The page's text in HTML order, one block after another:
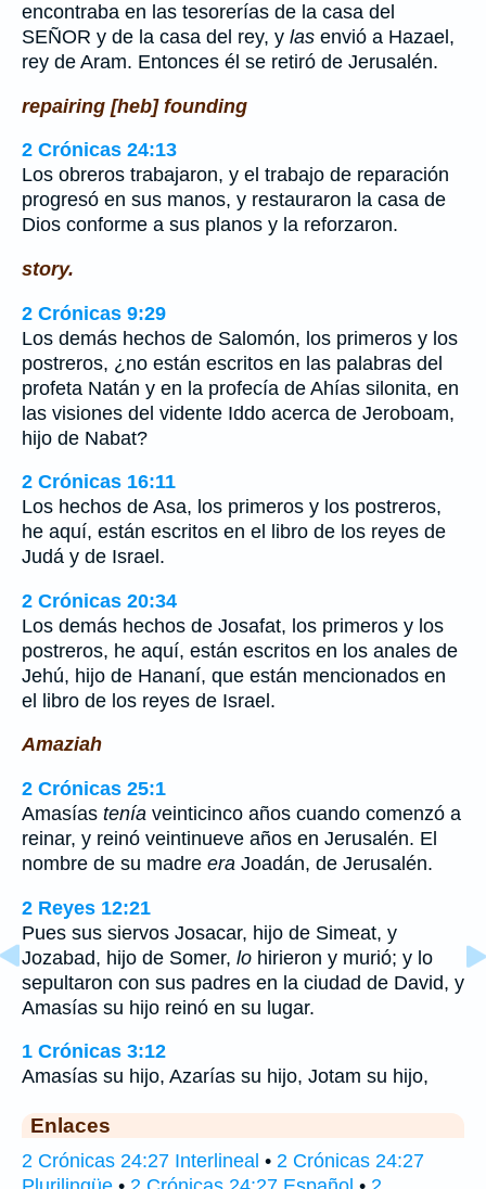
encontraba en las tesorerías de la casa del
SEÑOR y de la casa del rey, y las envió a Hazael,
rey de Aram. Entonces él se retiró de Jerusalén.
repairing [heb] founding
2 Crónicas 24:13
Los obreros trabajaron, y el trabajo de reparación
progresó en sus manos, y restauraron la casa de
Dios conforme a sus planos y la reforzaron.
story.
2 Crónicas 9:29
Los demás hechos de Salomón, los primeros y los
postreros, ¿no están escritos en las palabras del
profeta Natán y en la profecía de Ahías silonita, en
las visiones del vidente Iddo acerca de Jeroboam,
hijo de Nabat?
2 Crónicas 16:11
Los hechos de Asa, los primeros y los postreros,
he aquí, están escritos en el libro de los reyes de
Judá y de Israel.
2 Crónicas 20:34
Los demás hechos de Josafat, los primeros y los
postreros, he aquí, están escritos en los anales de
Jehú, hijo de Hananí, que están mencionados en
el libro de los reyes de Israel.
Amaziah
2 Crónicas 25:1
Amasías tenía veinticinco años cuando comenzó a
reinar, y reinó veintinueve años en Jerusalén. El
nombre de su madre era Joadán, de Jerusalén.
2 Reyes 12:21
Pues sus siervos Josacar, hijo de Simeat, y
Jozabad, hijo de Somer, lo hirieron y murió; y lo
sepultaron con sus padres en la ciudad de David, y
Amasías su hijo reinó en su lugar.
1 Crónicas 3:12
Amasías su hijo, Azarías su hijo, Jotam su hijo,
Enlaces
2 Crónicas 24:27 Interlineal • 2 Crónicas 24:27